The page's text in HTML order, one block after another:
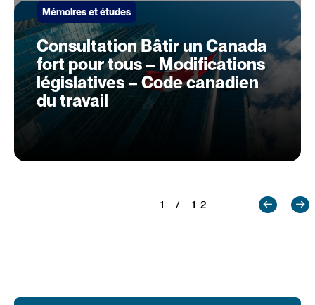
Mémoires et études
Consultation Bâtir un Canada
fort pour tous – Modifications
législatives – Code canadien
du travail
1 / 12